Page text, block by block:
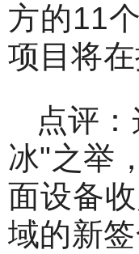
方的11
项目将
点评
冰"之举
面设备
域的新